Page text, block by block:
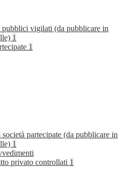
pubblici vigilati (da pubblicare in
1
1
partecipate (da pubblicare in
1
privato controllati 1